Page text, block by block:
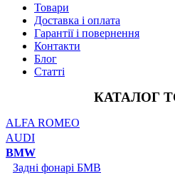
Товари
Доставка і оплата
Гарантії і повернення
Контакти
Блог
Статті
КАТАЛОГ
ALFA ROMEO
AUDI
BMW
Задні фонарі БМВ